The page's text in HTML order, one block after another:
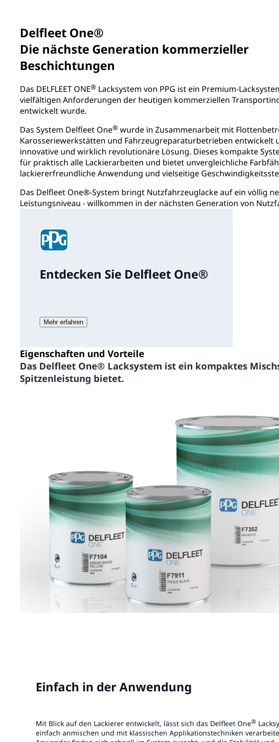
Delfleet One®
Die nächste Generation kommerzieller
Beschichtungen
Das DELFLEET ONE® Lacksystem von PPG ist ein Premium-
vielfältigen Anforderungen der heutigen kommerziellen
entwickelt wurde.
Das System Delfleet One® wurde in Zusammenarbeit mit
Karosseriewerkstätten und Fahrzeugreparaturbetrieben entwickelt
innovative und wirklich revolutionäre Lösung. Dieses kompakte
für praktisch alle Lackierarbeiten und bietet unvergleichliche
lackiererfreundliche Anwendung und vielseitige
Das Delfleet One®-System bringt Nutzfahrzeuglacke auf ein völlig
Leistungsniveau - willkommen in der nächsten Generation von
Entdecken Sie Delfleet One®
Mehr erfahren
Eigenschaften und Vorteile
Das Delfleet One® Lacksystem ist ein kompaktes
Spitzenleistung bietet.
Einfach in der Anwendung
Mit Blick auf den Lackierer entwickelt, lässt sich das Delfleet One®
einfach anmischen und mit klassischen Applikationstechniken